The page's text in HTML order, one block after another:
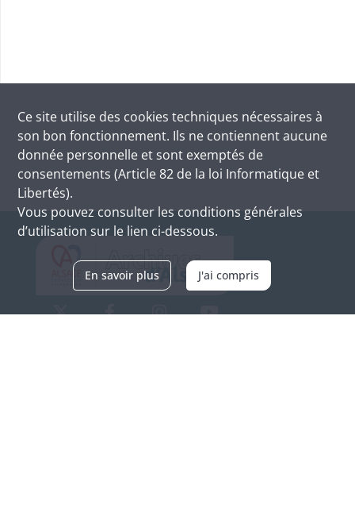
Ce site utilise des cookies techniques nécessaires à
son bon fonctionnement. Ils ne contiennent aucune
donnée personnelle et sont exemptés de
consentements (Article 82 de la loi Informatique et
Libertés).
Vous pouvez consulter les conditions générales
d’utilisation sur le lien ci-dessous.
En savoir plus J'ai compris